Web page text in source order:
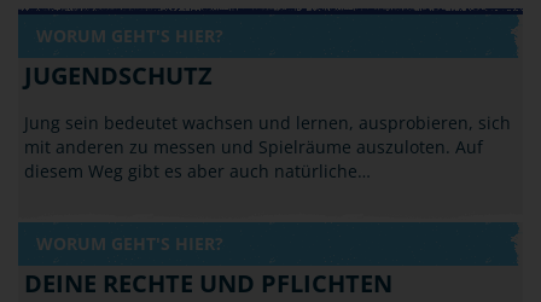
WORUM GEHT'S HIER?
JUGENDSCHUTZ
Jung sein bedeutet wachsen und lernen, ausprobieren, sich
mit anderen zu messen und Spielräume auszuloten. Auf
diesem Weg gibt es aber auch natürliche…
WORUM GEHT'S HIER?
DEINE RECHTE UND PFLICHTEN